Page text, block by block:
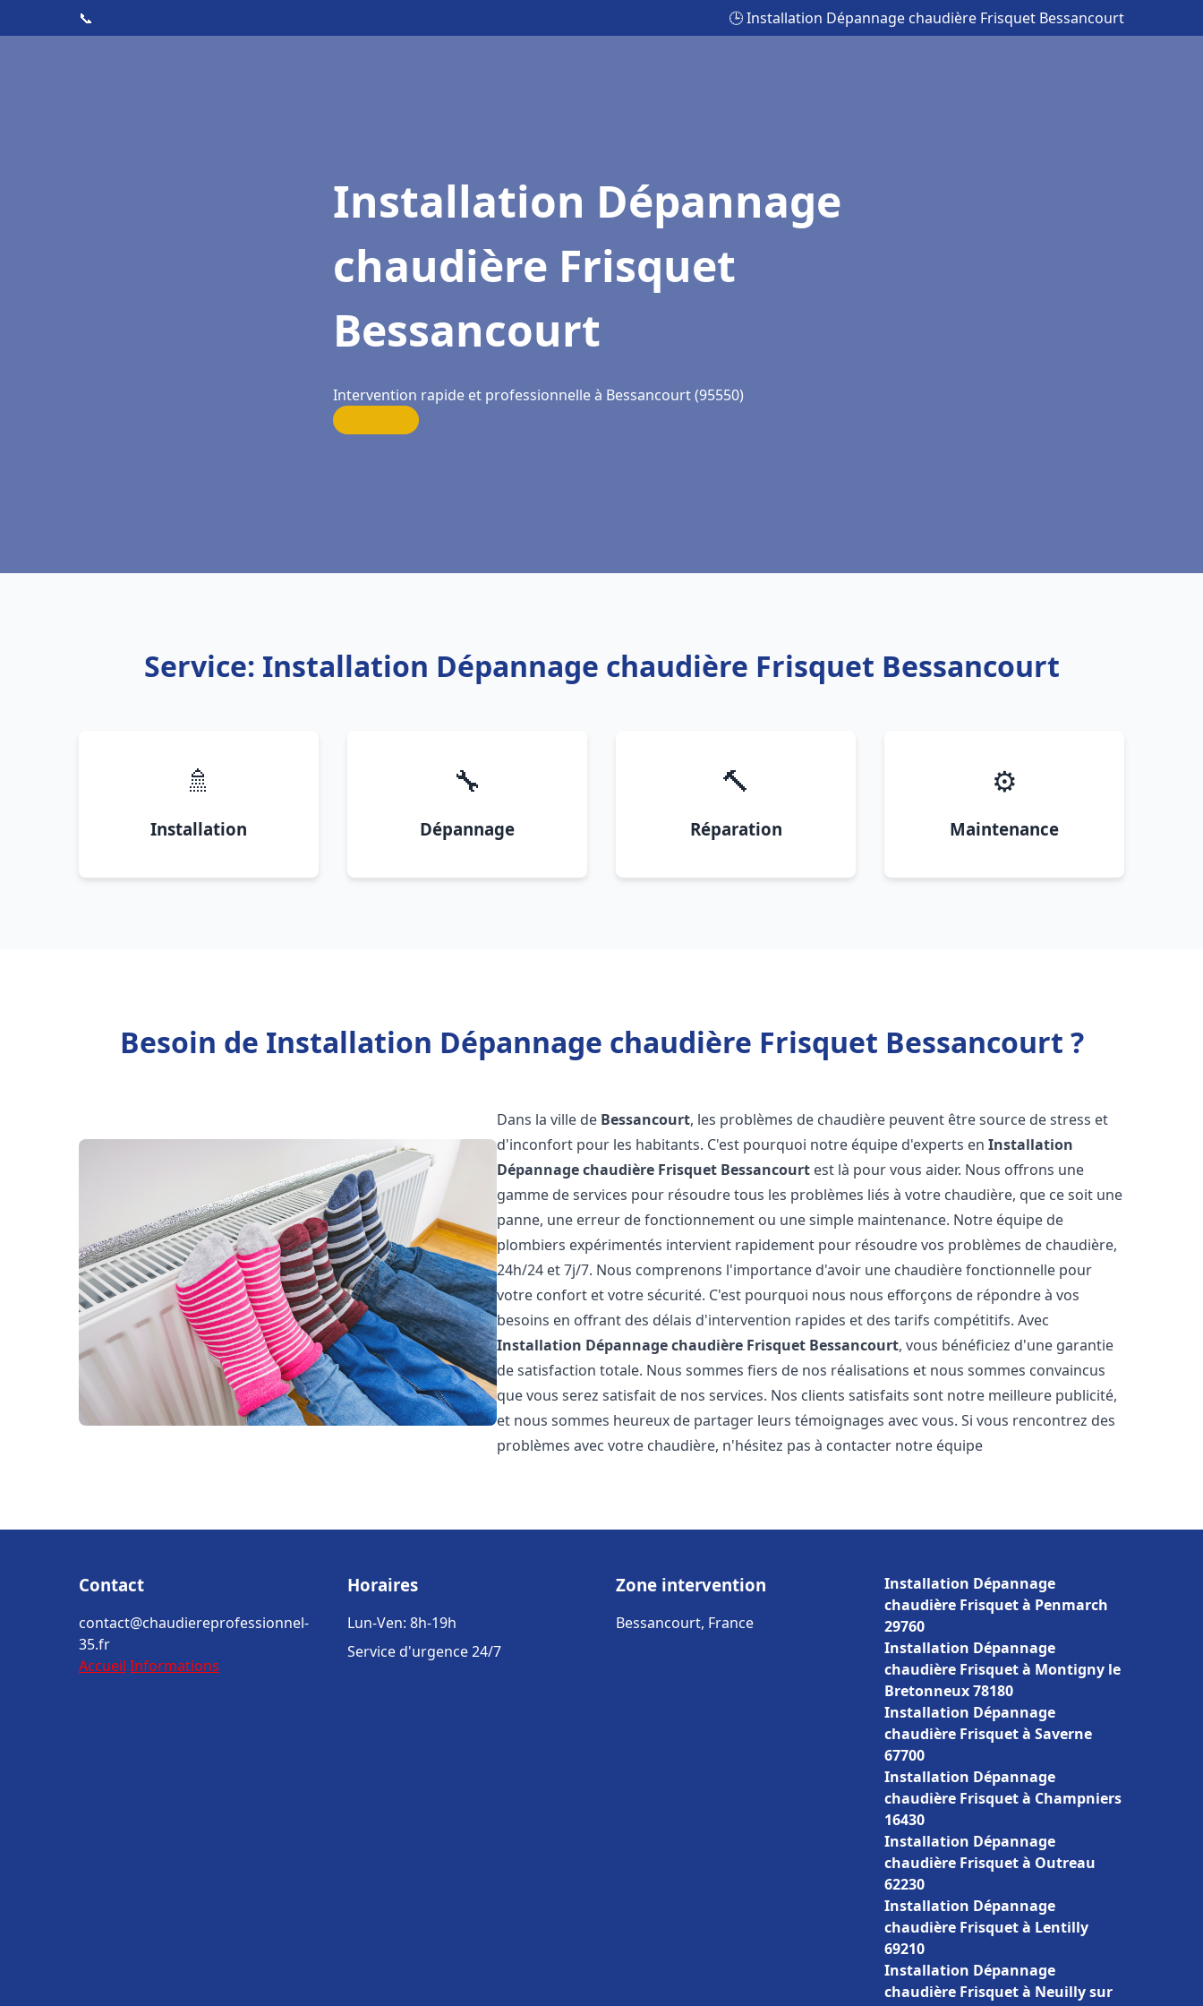
📞 🕒 Installation Dépannage chaudière Frisquet Bessancourt
Installation Dépannage
chaudière Frisquet
Bessancourt
Intervention rapide et professionnelle à Bessancourt (95550)
Service: Installation Dépannage chaudière Frisquet Bessancourt
🚿
Installation
🔧
Dépannage
🔨
Réparation
⚙️
Maintenance
Besoin de Installation Dépannage chaudière Frisquet Bessancourt ?
Dans la ville de Bessancourt, les problèmes de chaudière peuvent être source de stress et
d'inconfort pour les habitants. C'est pourquoi notre équipe d'experts enInstallation
Dépannage chaudière Frisquet Bessancourt est là pour vous aider. Nous offrons une
gamme de services pour résoudre tous les problèmes liés à votre chaudière, que ce soit une
panne, une erreur de fonctionnement ou une simple maintenance. Notre équipe de
plombiers expérimentés intervient rapidement pour résoudre vos problèmes de chaudière,
24h/24 et 7j/7. Nous comprenons l'importance d'avoir une chaudière fonctionnelle pour
votre confort et votre sécurité. C'est pourquoi nous nous efforçons de répondre à vos
besoins en offrant des délais d'intervention rapides et des tarifs compétitifs. Avec
Installation Dépannage chaudière Frisquet Bessancourt, vous bénéficiez d'une garantie
de satisfaction totale. Nous sommes fiers de nos réalisations et nous sommes convaincus
que vous serez satisfait de nos services. Nos clients satisfaits sont notre meilleure publicité,
et nous sommes heureux de partager leurs témoignages avec vous. Si vous rencontrez des
problèmes avec votre chaudière, n'hésitez pas à contacter notre équipe
Contact
contact@chaudiereprofessionnel-
35.fr
Accueil Informations
Horaires
Lun-Ven: 8h-19h
Service d'urgence 24/7
Zone intervention
Bessancourt, France
Installation Dépannage
chaudière Frisquet à Penmarch
29760
Installation Dépannage
chaudière Frisquet à Montigny le
Bretonneux 78180
Installation Dépannage
chaudière Frisquet à Saverne
67700
Installation Dépannage
chaudière Frisquet à Champniers
16430
Installation Dépannage
chaudière Frisquet à Outreau
62230
Installation Dépannage
chaudière Frisquet à Lentilly
69210
Installation Dépannage
chaudière Frisquet à Neuilly sur